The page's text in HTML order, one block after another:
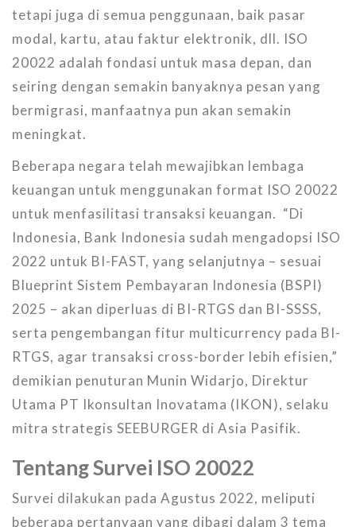
tetapi juga di semua penggunaan, baik pasar
modal, kartu, atau faktur elektronik, dll. ISO
20022 adalah fondasi untuk masa depan, dan
seiring dengan semakin banyaknya pesan yang
bermigrasi, manfaatnya pun akan semakin
meningkat.
Beberapa negara telah mewajibkan lembaga
keuangan untuk menggunakan format ISO 20022
untuk menfasilitasi transaksi keuangan. “Di
Indonesia, Bank Indonesia sudah mengadopsi ISO
2022 untuk BI-FAST, yang selanjutnya – sesuai
Blueprint Sistem Pembayaran Indonesia (BSPI)
2025 – akan diperluas di BI-RTGS dan BI-SSSS,
serta pengembangan fitur multicurrency pada BI-
RTGS, agar transaksi cross-border lebih efisien,”
demikian penuturan Munin Widarjo, Direktur
Utama PT Ikonsultan Inovatama (IKON), selaku
mitra strategis SEEBURGER di Asia Pasifik.
Tentang Survei ISO 20022
Survei dilakukan pada Agustus 2022, meliputi
beberapa pertanyaan yang dibagi dalam 3 tema